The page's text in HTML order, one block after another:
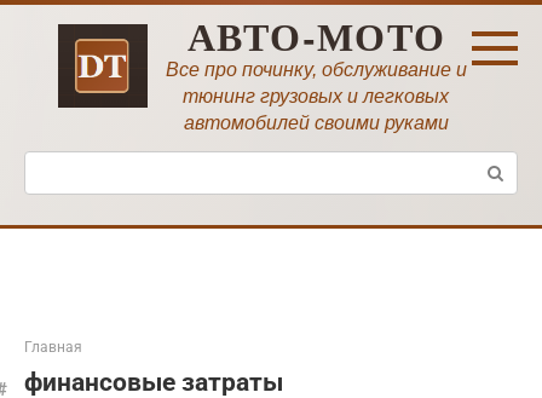
Перейти
АВТО-МОТО
Все про починку, обслуживание и
тюнинг грузовых и легковых
автомобилей своими руками
Поиск:
Главная
финансовые затраты